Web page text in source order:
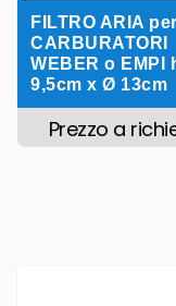
FILTRO ARIA per
CARBURATORI
WEBER o EMPI
9,5cm x Ø 13cm
Prezzo a